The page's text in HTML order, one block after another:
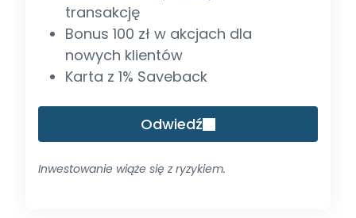
transakcję
Bonus 100 zł w akcjach dla
nowych klientów
Karta z 1% Saveback
Odwiedź
Inwestowanie wiąże się z ryzykiem.